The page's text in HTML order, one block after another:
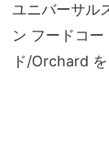
ユニバーサル
ン フードコ
ド/Orchard を